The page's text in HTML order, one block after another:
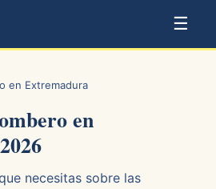
☰
en Extremadura
en
necesitas sobre las